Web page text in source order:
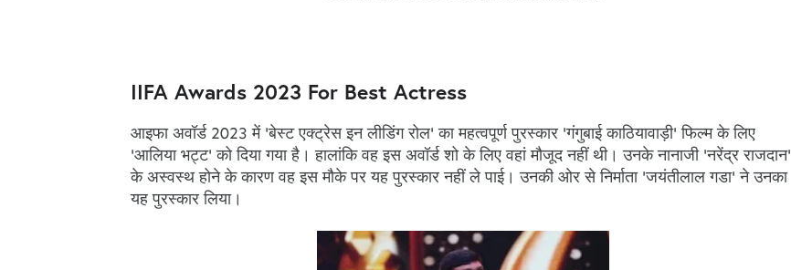
IIFA Awards 2023 For Best Actress
आइफा अवॉर्ड 2023 में 'बेस्ट एक्ट्रेस इन लीडिंग रोल' का महत्वपूर्ण पुरस्कार 'गंगुबाई काठियावाड़ी' फिल्म के लिए
'आलिया भट्ट' को दिया गया है। हालांकि वह इस अवॉर्ड शो के लिए वहां मौजूद नहीं थी। उनके नानाजी 'नरेंद्र राजदान'
के अस्वस्थ होने के कारण वह इस मौके पर यह पुरस्कार नहीं ले पाई। उनकी ओर से निर्माता 'जयंतीलाल गडा' ने उनका
यह पुरस्कार लिया।